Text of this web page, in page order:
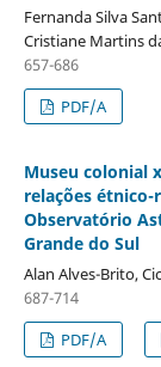
Fernanda Silva
Cristiane Martins
657-686
PDF/A
Museu colonial
relações étnico-
Observatório
Grande do Sul
Alan Alves-Brito,
687-714
PDF/A